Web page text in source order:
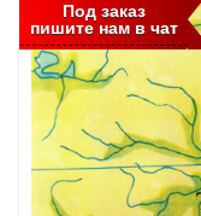
Под заказ
пишите нам в чат